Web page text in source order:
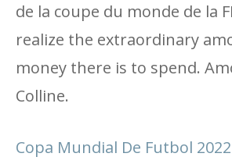
de la coupe du monde de la
realize the extraordinary
money there is to spend.
Colline.
Copa Mundial De Futbol